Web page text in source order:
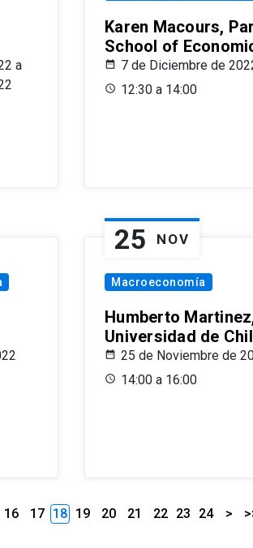
a
Karen Macours,
School of
7 de Diciembre de
12:30 a 14:00
25 NOV
Macroeconomía
Humberto
Universidad de
25 de Noviembre de
14:00 a 16:00
16 17 18 19 20 21 22 23 24 >